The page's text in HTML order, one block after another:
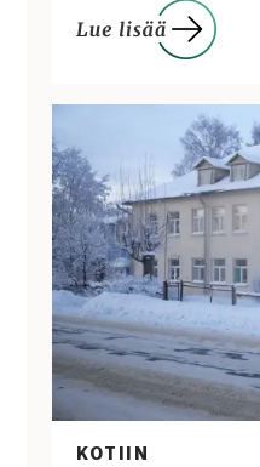
KOTIIN